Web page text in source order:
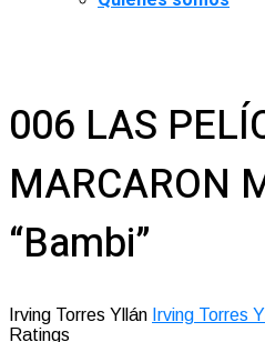
006 LAS
MARCARON
“Bambi”
Irving Torres Yllán Irving Torres
Ratings